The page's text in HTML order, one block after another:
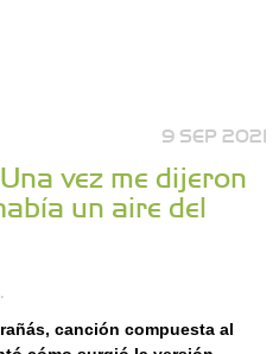
9 SEP 2021
vez me dijeron
un aire del
canción compuesta al